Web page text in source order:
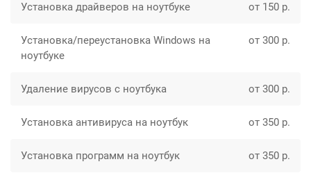
Установка драйверов на ноутбуке от 150 р.
Установка/переустановка Windows на
ноутбуке
от 300 р.
Удаление вирусов с ноутбука от 300 р.
Установка антивируса на ноутбук от 350 р.
Установка программ на ноутбук от 350 р.